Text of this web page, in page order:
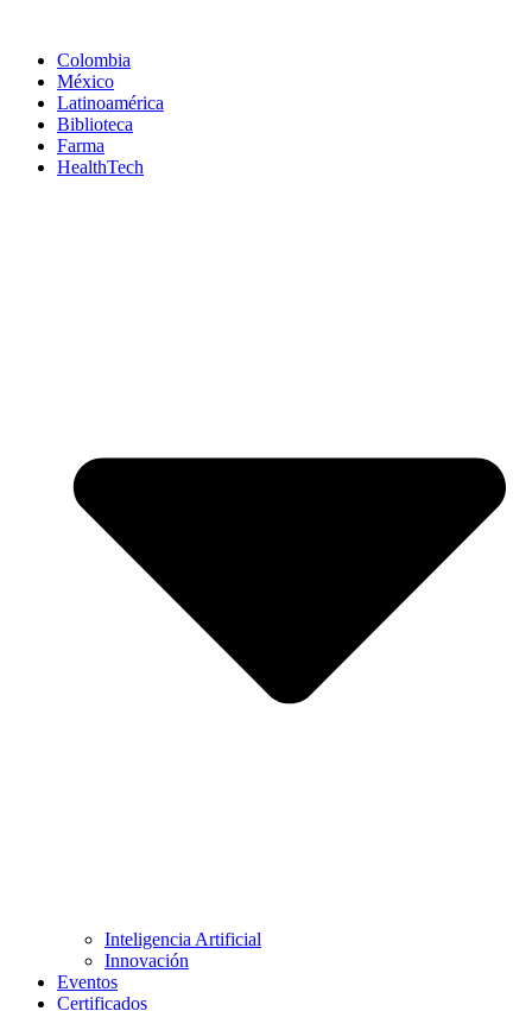
Colombia
México
Latinoamérica
Biblioteca
Farma
HealthTech
Inteligencia Artificial
Innovación
Eventos
Certificados